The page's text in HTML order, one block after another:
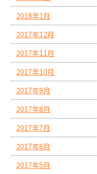
2018年1月
2017年12月
2017年11月
2017年10月
2017年9月
2017年8月
2017年7月
2017年6月
2017年5月